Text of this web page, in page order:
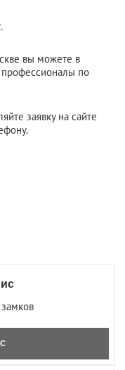
вы можете в
профессионалы по
заявку на сайте